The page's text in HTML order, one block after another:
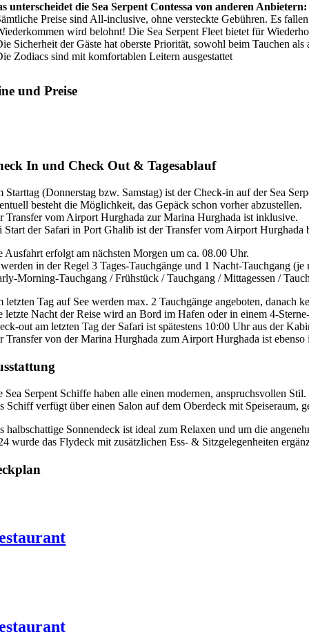
unterscheidet die Sea Serpent Contessa von anderen Anbietern:
Preise sind All-inclusive, ohne versteckte Gebühren. Es
wird belohnt! Die Sea Serpent Fleet bietet für
Sicherheit der Gäste hat oberste Priorität, sowohl beim Tauchen als
Zodiacs sind mit komfortablen Leitern ausgestattet
und Preise
In und Check Out & Tagesablauf
Starttag (Donnerstag bzw. Samstag) ist der Check-in auf der Sea
besteht die Möglichkeit, das Gepäck schon vorher abzustellen.
Transfer vom Airport Hurghada zur Marina Hurghada ist inklusive.
Start der Safari in Port Ghalib ist der Transfer vom Airport
Ausfahrt erfolgt am nächsten Morgen um ca. 08.00 Uhr.
in der Regel 3 Tages-Tauchgänge und 1 Nacht-Tauchgang
Morning-Tauchgang / Frühstück / Tauchgang / Mittagessen /
letzten Tag auf See werden max. 2 Tauchgänge angeboten, danach
letzte Nacht der Reise wird an Bord im Hafen oder in einem 4-
out am letzten Tag der Safari ist spätestens 10:00 Uhr aus der
Transfer von der Marina Hurghada zum Airport Hurghada ist
Sea Serpent Schiffe haben alle einen modernen, anspruchsvollen Stil.
Schiff verfügt über einen Salon auf dem Oberdeck mit Speiseraum,
halbschattige Sonnendeck ist ideal zum Relaxen und um die
wurde das Flydeck mit zusätzlichen Ess- & Sitzgelegenheiten